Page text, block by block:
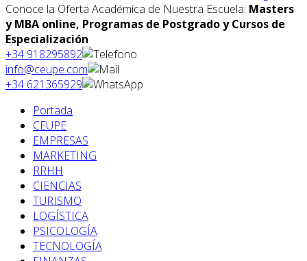
Conoce la Oferta Académica de Nuestra Escuela: Masters
y MBA online, Programas de Postgrado y Cursos de
Especialización
+34 918295892
info@ceupe.com
+34 621365929
Portada
CEUPE
EMPRESAS
MARKETING
RRHH
CIENCIAS
TURISMO
LOGÍSTICA
PSICOLOGÍA
TECNOLOGÍA